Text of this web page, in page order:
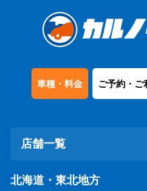
車種・料金 ご予約・ご
店舗一覧
北海道・東北地方